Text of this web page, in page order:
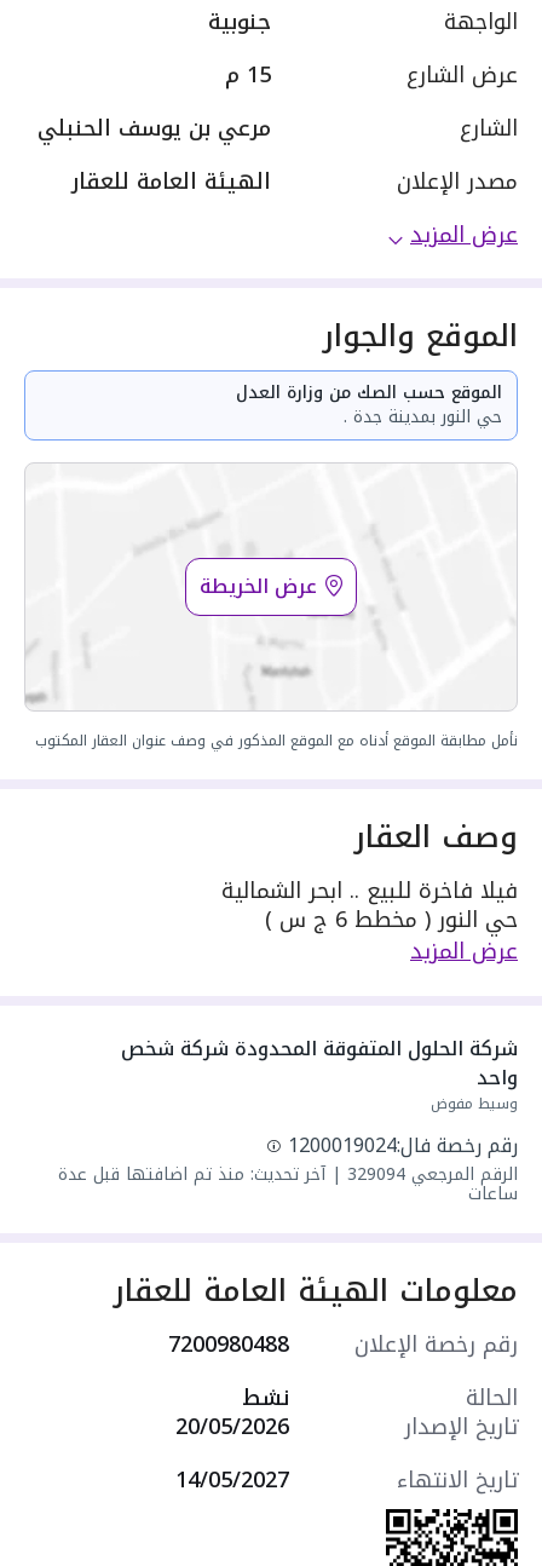
الواجهة
جنوبية
عرض الشارع
15 م
الشارع
مرعي بن يوسف الحنبلي
مصدر الإعلان
الهيئة العامة للعقار
عرض المزيد
الموقع والجوار
الموقع حسب الصك من وزارة العدل
حي النور بمدينة جدة .
عرض الخريطة
نأمل مطابقة الموقع أدناه مع الموقع المذكور في وصف عنوان العقار المكتوب
وصف العقار
فيلا فاخرة للبيع .. ابحر الشمالية
حي النور ( مخطط 6 ج س )
🏠 مكونات الفيلا :
* تصميم معماري مودرن وراقي
* عدد الغرف 6
* عدد دورات المياه 6
* عدد صالات 2
* غرفة خادمة
* تأسيس مصعد
✨ مميزاتها :
* فيلا منفصلة مساحة 250 متر
* ⁠تبعد دقايق عن ابرز الاماكن بجدة
• شاطي خليج سلمان
• جزيرة الما
• برج جدة
🏦 افراغ فوري ( كاش - بنك )
💎جميع الضمانات موجودة وجودة عالية بالبناء
والتشطيبات
#سعر البيع :مليون و٢٠٠ ألف ريال
ترخيص سيما العقاريه رقم :
7200980488
عرض المزيد
واحد
وسيط مفوض
رقم رخصة فال:1200019024
الرقم المرجعي329094
|آخر تحديث: منذ تم اضافتها قبل عدة
ساعات
معلومات الهيئة العامة للعقار
رقم رخصة الإعلان
7200980488
الحالة
نشط
تاريخ الإصدار
20/05/2026
تاريخ الانتهاء
14/05/2027